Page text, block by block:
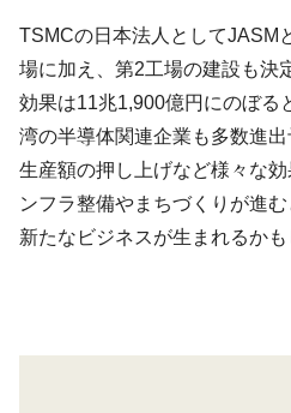
TSMCの日本法人としてJASM
場に加え、第2工場の建設も決
効果は11兆1,900億円にのぼる
湾の半導体関連企業も多数進
生産額の押し上げなど様々な
ンフラ整備やまちづくりが進
新たなビジネスが生まれるかも